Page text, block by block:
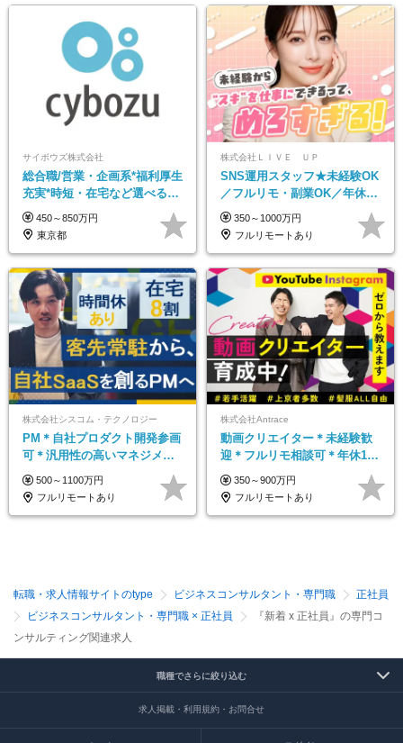
サイボウズ株式会社
総合職/営業・企画系*福利厚生
充実*時短・在宅など選べる働
き方*賞与年2回
450～850万円
東京都
株式会社ＬＩＶＥ ＵＰ
SNS運用スタッフ★未経験OK
／フルリモ・副業OK／年休
125日／残業なし／髪・服・ネ
イル・ピアス自由
350～1000万円
フルリモートあり
株式会社シスコム・テクノロジー
PM＊自社プロダクト開発参画
可＊汎用性の高いマネジメン
トスキル＊年収1000万以上可
500～1100万円
フルリモートあり
株式会社Antrace
動画クリエイター＊未経験歓
迎＊フルリモ相談可＊年休127
日＊おしゃれ自由＊寮完備＊
年数回海外研修＊イベント多
数
350～900万円
フルリモートあり
転職・求人情報サイトのtype ビジネスコンサルタント・専門職
正社員
ビジネスコンサルタント・専門職 × 正社員
『新着 x 正社員』の専門コ
ンサルティング関連求人
職種でさらに絞り込む
求人掲載・利用規約・お問合せ